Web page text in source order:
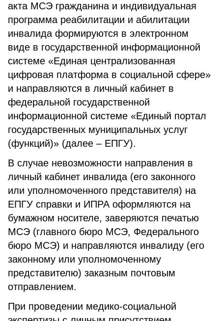
акта МСЭ гражданина и индивидуальная
программа реабилитации и абилитации
инвалида формируются в электронном
виде в государственной информационной
системе «Единая централизованная
цифровая платформа в социальной сфере»
и направляются в личный кабинет в
федеральной государственной
информационной системе «Единый портал
государственных муниципальных услуг
(функций)» (далее – ЕПГУ).
В случае невозможности направления в
личный кабинет инвалида (его законного
или уполномоченного представителя) на
ЕПГУ справки и ИПРА оформляются на
бумажном носителе, заверяются печатью
МСЭ (главного бюро МСЭ, Федерального
бюро МСЭ) и направляются инвалиду (его
законному или уполномоченному
представителю) заказным почтовым
отправлением.
При проведении медико-социальной